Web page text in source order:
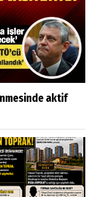
aktif